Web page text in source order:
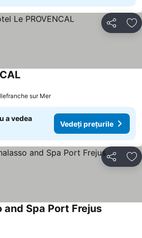
Distribuiți
Vedeți prețurile
sur Mer
a vedea
Vedeți prețurile
Distribuiți
and Spa Port FrejusVedeți